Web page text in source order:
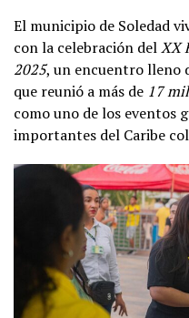
El municipio de Soledad
con la celebración delXX
2025, un encuentro lleno
que reunió a más de 17
como uno de los eventos
importantes del Caribe